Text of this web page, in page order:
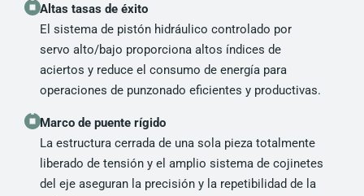
Altas tasas de éxito
El sistema de pistón hidráulico controlado por
servo alto/bajo proporciona altos índices de
aciertos y reduce el consumo de energía para
operaciones de punzonado eficientes y productivas.
Marco de puente rígido
La estructura cerrada de una sola pieza totalmente
liberado de tensión y el amplio sistema de cojinetes
del eje aseguran la precisión y la repetibilidad de la